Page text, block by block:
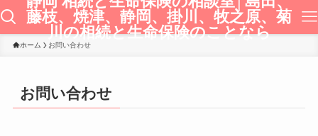
藤枝、焼津、静岡、掛川、牧之原、菊
川の相続と生命保険のことなら
ホーム お問い合わせ
お問い合わせ